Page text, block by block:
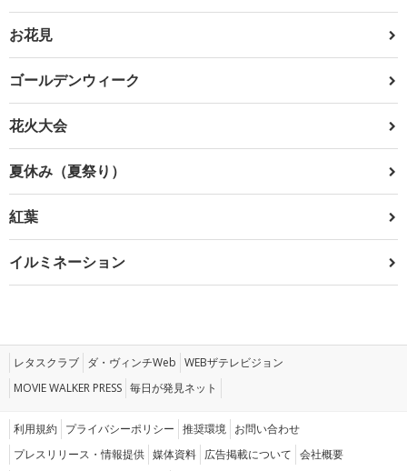
お花見
ゴールデンウィーク
花火大会
夏休み（夏祭り）
紅葉
イルミネーション
レタスクラブ ダ・ヴィンチWeb WEBザテレビジョン
MOVIE WALKER PRESS 毎日が発見ネット
利用規約 プライバシーポリシー 推奨環境 お問い合わせ
プレスリリース・情報提供 媒体資料 広告掲載について 会社概要